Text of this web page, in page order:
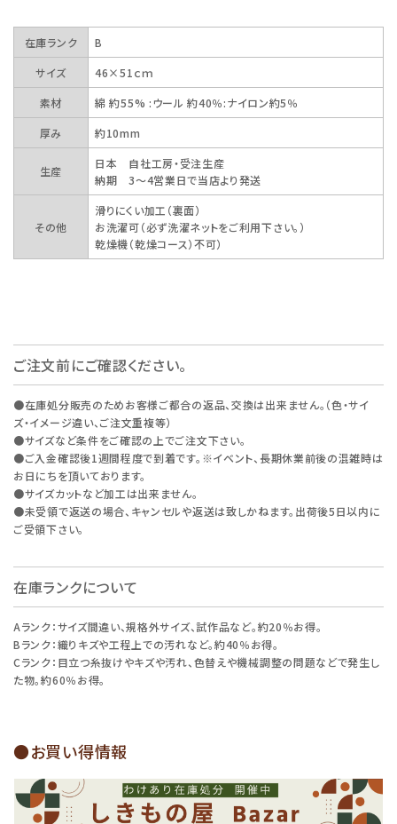
在庫ランク
B
サイズ
46×51ｃｍ
素材
綿 約55% :ウール 約40％:ナイロン約5％
厚み
約10mm
生産
日本 自社工房・受注生産
納期 3～4営業日で当店より発送
その他
滑りにくい加工（裏面）
お洗濯可（必ず洗濯ネットをご利用下さい。）
乾燥機（乾燥コース）不可）
ご注文前にご確認ください。
●在庫処分販売のためお客様ご都合の返品、交換は出来ません。（色・サイ
ズ・イメージ違い、ご注文重複等）
●サイズなど条件をご確認の上でご注文下さい。
●ご入金確認後1週間程度で到着です。※イベント、長期休業前後の混雑時は
お日にちを頂いております。
●サイズカットなど加工は出来ません。
●未受領で返送の場合、キャンセルや返送は致しかねます。出荷後5日以内に
ご受領下さい。
在庫ランクについて
Aランク：サイズ間違い、規格外サイズ、試作品など。約20％お得。
Bランク：織りキズや工程上での汚れなど。約40％お得。
Cランク：目立つ糸抜けやキズや汚れ、色替えや機械調整の問題などで発生し
た物。約60％お得。
●お買い得情報